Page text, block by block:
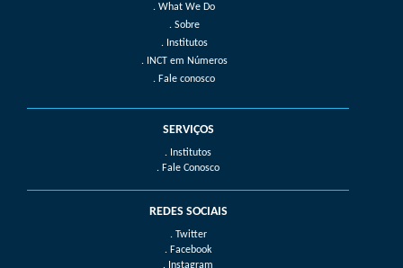
What We Do
Sobre
Institutos
INCT em Números
Fale conosco
SERVIÇOS
. Institutos
. Fale Conosco
REDES SOCIAIS
. Twitter
. Facebook
. Instagram